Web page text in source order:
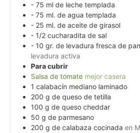
- 75 ml de leche templada
- 75 ml. de agua templada
- 25 ml. de aceite de girasol
- 1/2 cucharadita de sal
- 10 gr. de levadura fresca de
levadura activa
Para cubrir
Salsa de tomate mejor casera
1 calabacín mediano laminado
200 g de queso de tetilla
100 g de queso cheddar
50 g de parmesano
200 g de calabaza cocinada en